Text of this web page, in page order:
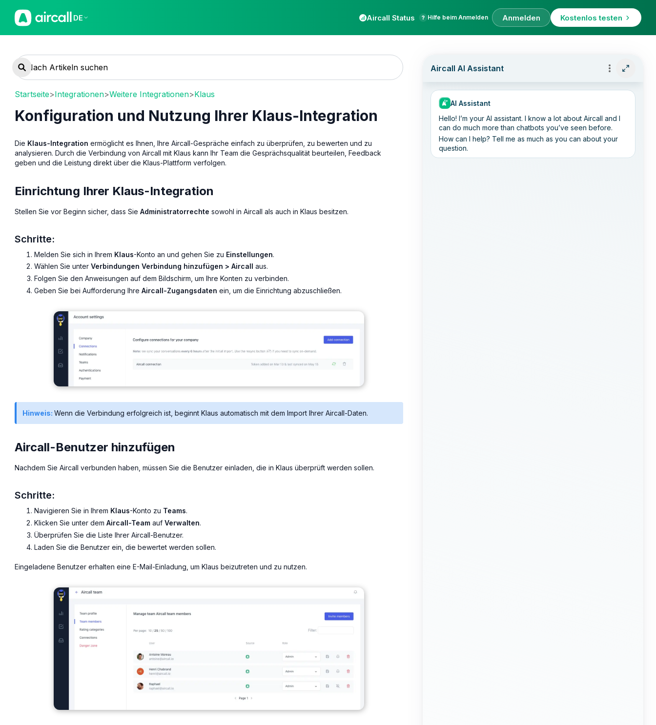
DE Aircall Status Hilfe beim Anmelden Anmelden Kostenlos testen
Startseite>Integrationen>Weitere Integrationen>Klaus
Konfiguration und Nutzung Ihrer Klaus-Integration
Die Klaus-Integration ermöglicht es Ihnen, Ihre Aircall-Gespräche einfach zu überprüfen, zu bewerten und zu
analysieren. Durch die Verbindung von Aircall mit Klaus kann Ihr Team die Gesprächsqualität beurteilen, Feedback
geben und die Leistung direkt über die Klaus-Plattform verfolgen.
Einrichtung Ihrer Klaus-Integration
Stellen Sie vor Beginn sicher, dass Sie Administratorrechte sowohl in Aircall als auch in Klaus besitzen.
Schritte:
Melden Sie sich in Ihrem Klaus-Konto an und gehen Sie zu Einstellungen.
Wählen Sie unter Verbindungen Verbindung hinzufügen > Aircall aus.
Folgen Sie den Anweisungen auf dem Bildschirm, um Ihre Konten zu verbinden.
Geben Sie bei Aufforderung Ihre Aircall-Zugangsdaten ein, um die Einrichtung abzuschließen.
Hinweis: Wenn die Verbindung erfolgreich ist, beginnt Klaus automatisch mit dem Import Ihrer Aircall-Daten.
Aircall-Benutzer hinzufügen
Nachdem Sie Aircall verbunden haben, müssen Sie die Benutzer einladen, die in Klaus überprüft werden sollen.
Schritte:
Navigieren Sie in Ihrem Klaus-Konto zu Teams.
Klicken Sie unter dem Aircall-Team auf Verwalten.
Überprüfen Sie die Liste Ihrer Aircall-Benutzer.
Laden Sie die Benutzer ein, die bewertet werden sollen.
Eingeladene Benutzer erhalten eine E-Mail-Einladung, um Klaus beizutreten und zu nutzen.